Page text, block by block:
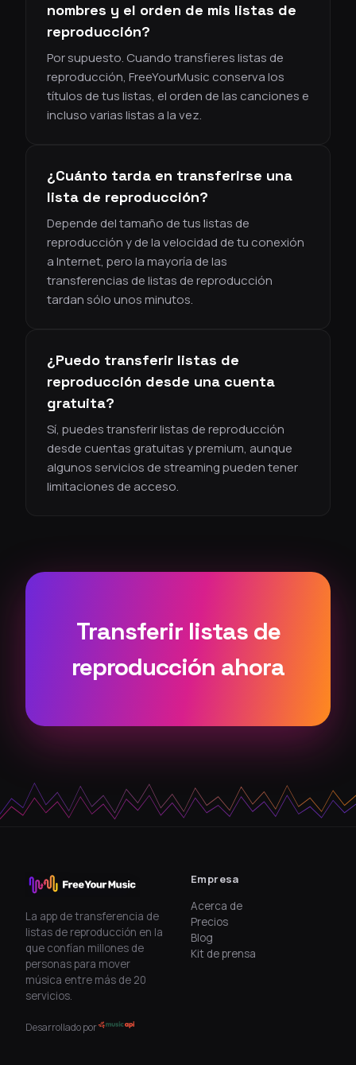
nombres y el orden de mis listas de
reproducción?
Por supuesto. Cuando transfieres listas de
reproducción, FreeYourMusic conserva los
títulos de tus listas, el orden de las canciones e
incluso varias listas a la vez.
¿Cuánto tarda en transferirse una
lista de reproducción?
Depende del tamaño de tus listas de
reproducción y de la velocidad de tu conexión
a Internet, pero la mayoría de las
transferencias de listas de reproducción
tardan sólo unos minutos.
¿Puedo transferir listas de
reproducción desde una cuenta
gratuita?
Sí, puedes transferir listas de reproducción
desde cuentas gratuitas y premium, aunque
algunos servicios de streaming pueden tener
limitaciones de acceso.
Transferir listas de
reproducción ahora
La app de transferencia de
listas de reproducción en la
que confían millones de
personas para mover
música entre más de 20
servicios.
Desarrollado por
Empresa
Acerca de
Precios
Blog
Kit de prensa